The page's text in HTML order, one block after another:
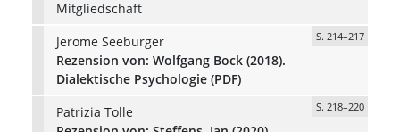
Mitgliedschaft
Jerome Seeburger
S. 214–217
Rezension von: Wolfgang Bock (2018).
Dialektische Psychologie (PDF)
Patrizia Tolle
S. 218–220